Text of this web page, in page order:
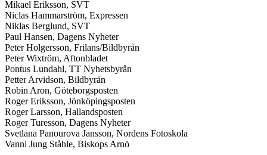
Mikael Eriksson, SVT
Niclas Hammarström, Expressen
Niklas Berglund, SVT
Paul Hansen, Dagens Nyheter
Peter Holgersson, Frilans/Bildbyrån
Peter Wixtröm, Aftonbladet
Pontus Lundahl, TT Nyhetsbyrån
Petter Arvidson, Bildbyrån
Robin Aron, Göteborgsposten
Roger Eriksson, Jönköpingsposten
Roger Larsson, Hallandsposten
Roger Turesson, Dagens Nyheter
Svetlana Panourova Jansson, Nordens Fotoskola
Vanni Jung Ståhle, Biskops Arnö